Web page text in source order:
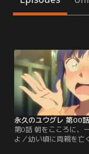
永久のユウグレ 第00話
第0話 朝をこころに、
よ／幼い頃に両親を亡
親友に引き取られて育